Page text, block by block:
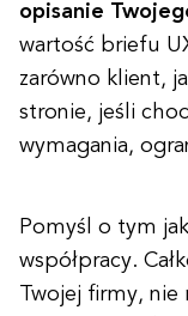
opisanie
wartość briefu
zarówno klient,
stronie, jeśli
wymagania,
Pomyśl o tym
współpracy.
Twojej firmy, nie